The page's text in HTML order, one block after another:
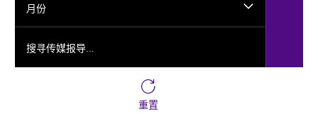
月份
重置